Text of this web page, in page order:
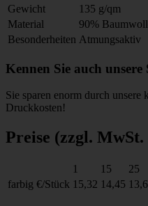
Gewicht
135 g/qm
Material
90%
Besonderheiten Atmungsaktiv
Kennen Sie auch unsere
Sie sparen enorm durch unsere
Druckkosten!
Preise (zzgl. MwSt.
1 15 25
farbig €/Stück 15,32 14,45